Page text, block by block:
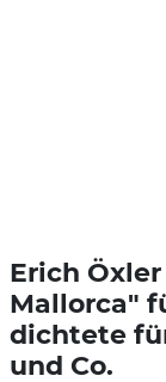
Erich
Mallorca"
dichtete
und Co.